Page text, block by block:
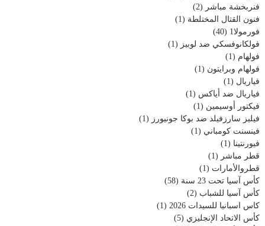
فنربخشة مباشر (2)
فنون القتال المختلطة (1)
فورمولا1
(40)
فولكانوفسكي ضد لوبيز (1)
فولهام (1)
فولهام وبرايتون (1)
فياريال (1)
فياريال ضد أياكس (1)
فيكتور أوسيمين (1)
فيليز سارزفيلد ضد بوكا جونيورز (1)
فينسنت كومباني (1)
فيورنتينا (1)
قطر مباشر (1)
قطروالأمارات (1)
كأس آسيا تحت 23 سنة
(58)
كأس آسيا للشباب (2)
كاس اسبانيا للسيدات 2026
(1)
كأس الاتحاد الإنجليزي (5)